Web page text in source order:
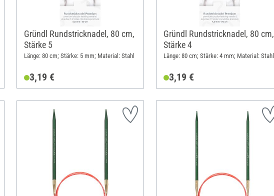
Gründl Rundstricknadel, 80 cm,
Stärke 5
Länge: 80 cm; Stärke: 5 mm; Material: Stahl
3,19 €
Gründl Rundstricknadel, 80 cm,
Stärke 4
Länge: 80 cm; Stärke: 4 mm; Material: Stahl
3,19 €